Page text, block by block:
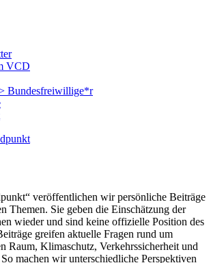
VCD
Bundesfreiwillige*r
veröffentlichen wir persönliche Beiträge
Themen. Sie geben die Einschätzung der
wieder und sind keine offizielle Position des
greifen aktuelle Fragen rund um
Raum, Klimaschutz, Verkehrssicherheit und
machen wir unterschiedliche Perspektiven